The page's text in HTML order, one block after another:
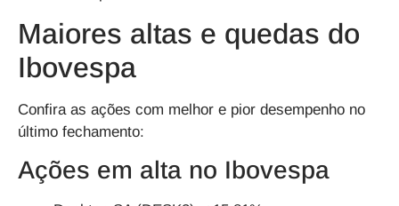
Maiores altas e quedas do
Ibovespa
Confira as ações com melhor e pior desempenho no
último fechamento:
Ações em alta no Ibovespa